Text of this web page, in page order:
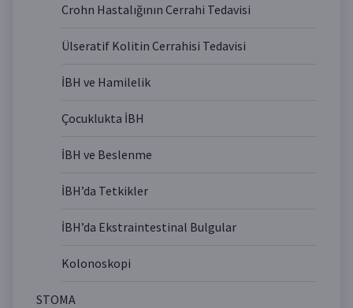
Crohn Hastalığının Cerrahi Tedavisi
Ülseratif Kolitin Cerrahisi Tedavisi
İBH ve Hamilelik
Çocuklukta İBH
İBH ve Beslenme
İBH’da Tetkikler
İBH’da Ekstraintestinal Bulgular
Kolonoskopi
STOMA